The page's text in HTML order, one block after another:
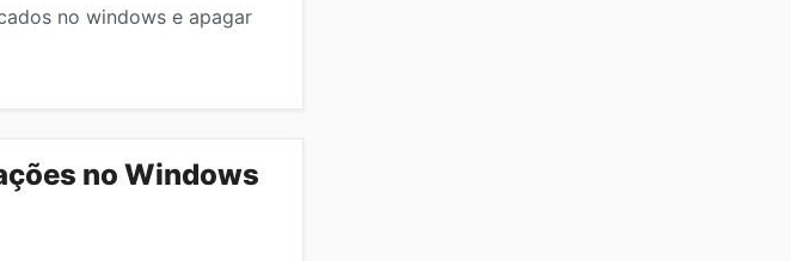
no windows e apagar
no Windows